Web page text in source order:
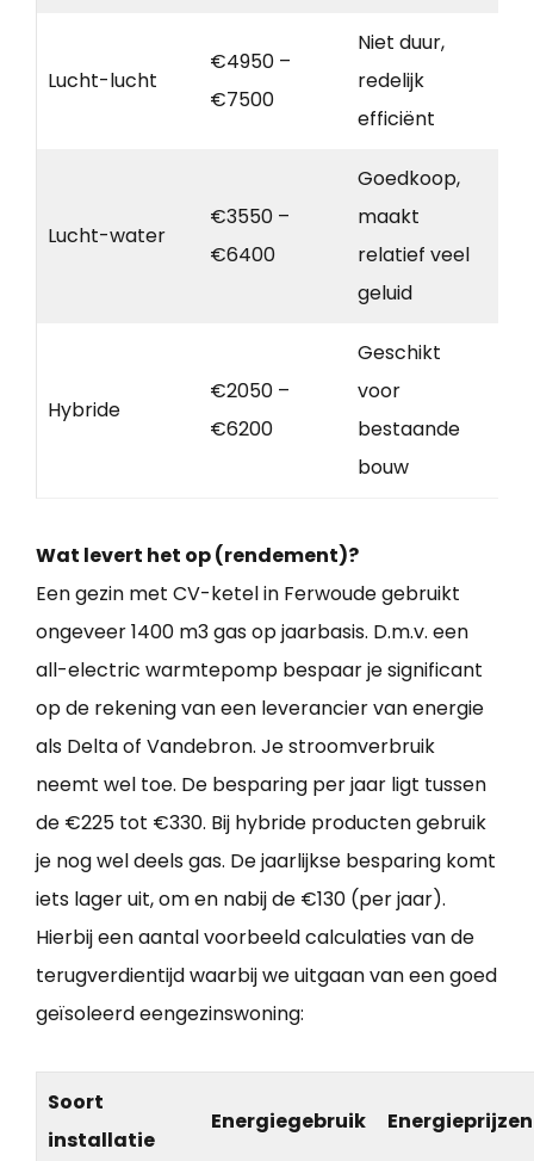
Lucht-lucht
€4950 –
€7500
Niet duur,
redelijk
efficiënt
Lucht-water
€3550 –
€6400
Goedkoop,
maakt
relatief veel
geluid
Hybride
€2050 –
€6200
Geschikt
voor
bestaande
bouw
Wat levert het op (rendement)?
Een gezin met CV-ketel in Ferwoude gebruikt
ongeveer 1400 m3 gas op jaarbasis. D.m.v. een
all-electric warmtepomp bespaar je significant
op de rekening van een leverancier van energie
als Delta of Vandebron. Je stroomverbruik
neemt wel toe. De besparing per jaar ligt tussen
de €225 tot €330. Bij hybride producten gebruik
je nog wel deels gas. De jaarlijkse besparing komt
iets lager uit, om en nabij de €130 (per jaar).
Hierbij een aantal voorbeeld calculaties van de
terugverdientijd waarbij we uitgaan van een goed
geïsoleerd eengezinswoning:
Soort
installatie
Energiegebruik Energieprijzen